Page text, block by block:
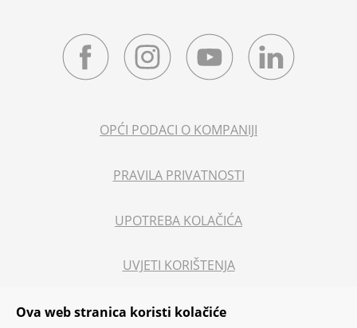
U
ukupnu godišnju vrijednost donacije
od 2.600 tona hrane,
OPĆI PODACI O KOMPANIJI
PRAVILA PRIVATNOSTI
UPOTREBA KOLAČIĆA
UVJETI KORIŠTENJA
PRAVNE NAPOMENE
Ova web stranica koristi kolačiće